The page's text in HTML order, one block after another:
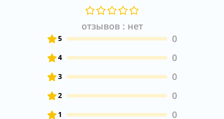
отзывов : нет
5 0
4 0
3 0
2 0
1 0